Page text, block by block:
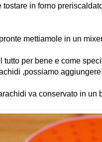
tostare in forno
mettiamole in un
tutto per bene e come
,possiamo
va conservato in